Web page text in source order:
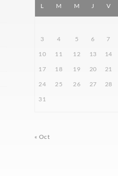
L M M J V
3 4 5 6 7
10 11 12 13 14
17 18 19 20 21
24 25 26 27 28
31
« Oct